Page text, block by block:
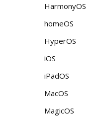
HarmonyOS
homeOS
HyperOS
iOS
iPadOS
MacOS
MagicOS